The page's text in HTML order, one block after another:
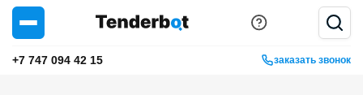
+7 747 094 42 15 заказать звонок